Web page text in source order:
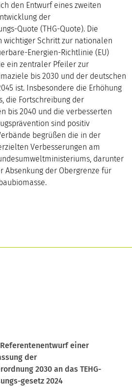
den Entwurf eines zweiten
der
Quote (THG-Quote). Die
wichtiger Schritt zur nationalen
Energien-Richtlinie (EU)
ein zentraler Pfeiler zur
bis 2030 und der deutschen
ist. Insbesondere die Erhöhung
die Fortschreibung der
bis 2040 und die verbesserten
sind positiv
begrüßen die in der
Verbesserungen am
darunter
Absenkung der Obergrenze für
einer
der
2030 an das TEHG-
gesetz 2024